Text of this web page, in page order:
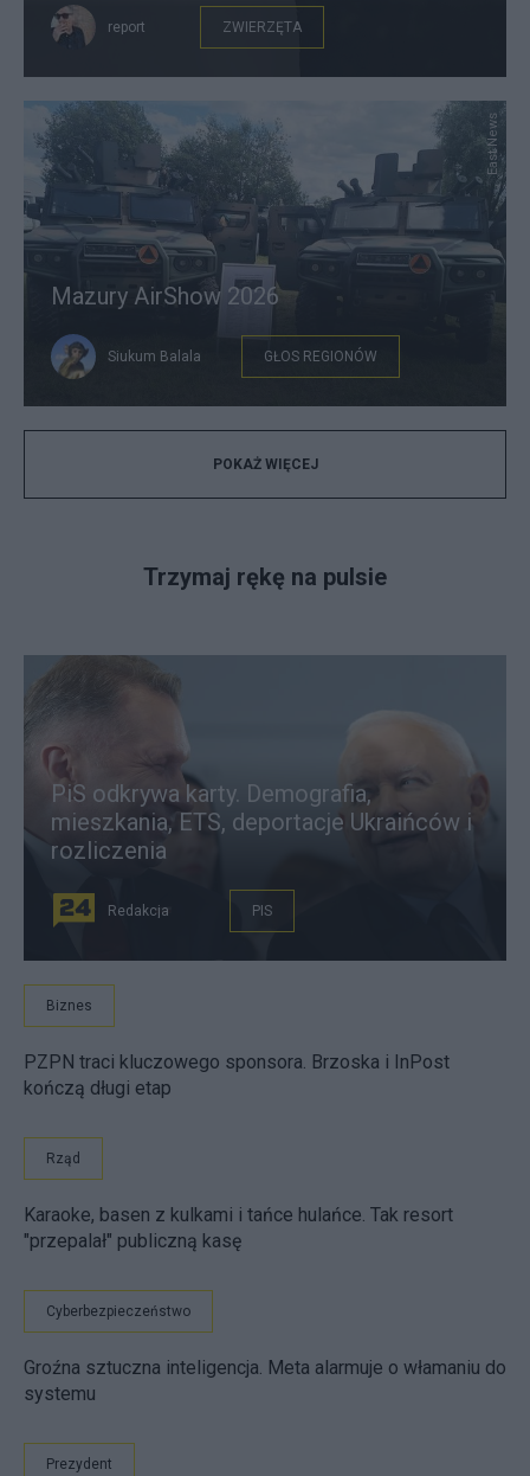
report ZWIERZĘTA
East News
Mazury AirShow 2026
Siukum Balala GŁOS REGIONÓW
POKAŻ WIĘCEJ
Trzymaj rękę na pulsie
PiS odkrywa karty. Demografia,
mieszkania, ETS, deportacje Ukraińców i
rozliczenia
Redakcja PIS
Biznes
PZPN traci kluczowego sponsora. Brzoska i InPost
kończą długi etap
Rząd
Karaoke, basen z kulkami i tańce hulańce. Tak resort
"przepalał" publiczną kasę
Cyberbezpieczeństwo
Groźna sztuczna inteligencja. Meta alarmuje o włamaniu do
systemu
Prezydent